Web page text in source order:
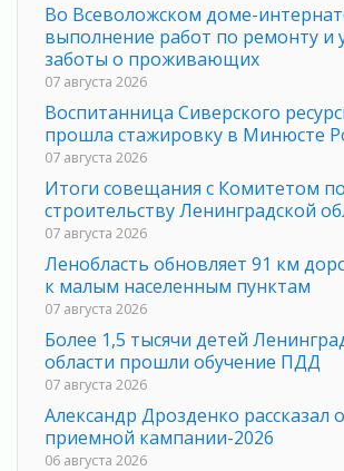
Во Всеволожском доме-
выполнение работ по ремонту и
заботы о проживающих
07 августа 2026
Воспитанница Сиверского
прошла стажировку в Минюсте
07 августа 2026
Итоги совещания с Комитетом по
строительству Ленинградской
07 августа 2026
Ленобласть обновляет 91 км
к малым населенным пунктам
07 августа 2026
Более 1,5 тысячи детей
области прошли обучение ПДД
07 августа 2026
Александр Дрозденко рассказал
приемной кампании-2026
06 августа 2026